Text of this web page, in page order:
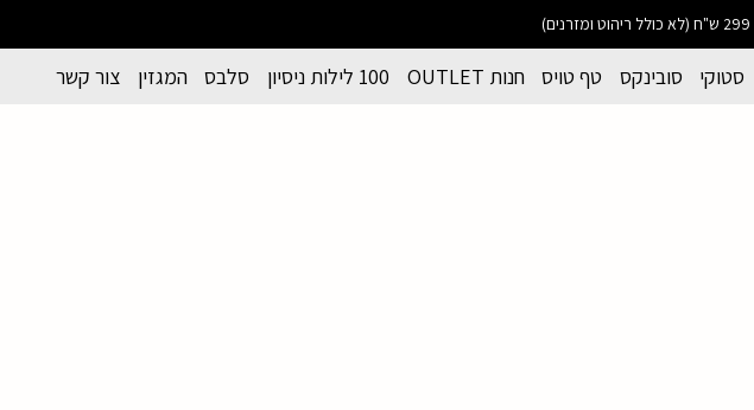
סטוקי סובינקס טף טויס חנות OUTLET 100 לילות ניסיון סלבס המגזין צור קשר